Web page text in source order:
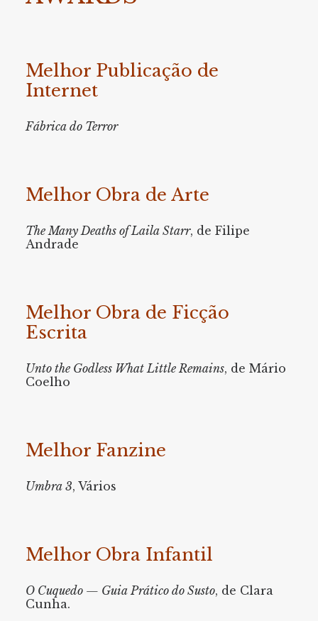
Melhor Publicação de
Internet
Fábrica do Terror
Melhor Obra de Arte
The Many Deaths of Laila Starr, de Filipe
Andrade
Melhor Obra de Ficção
Escrita
Unto the Godless What Little Remains, de Mário
Coelho
Melhor Fanzine
Umbra 3, Vários
Melhor Obra Infantil
O Cuquedo — Guia Prático do Susto, de Clara
Cunha.